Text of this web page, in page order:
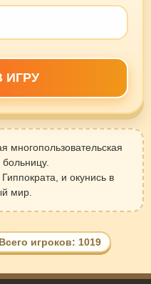
ИГРУ
многопользовательская
и окунись в
мир.
игроков: 1019